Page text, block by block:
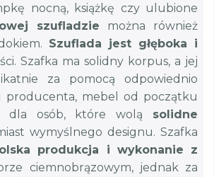
nocną, książkę czy ulubione
szufladzie można również
Szuflada jest głęboka i
Szafka ma solidny korpus, a jej
za pomocą odpowiednio
producenta, mebel od początku
dla osób, które wolą solidne
wymyślnego designu. Szafka
produkcja i wykonanie z
ciemnobrązowym, jednak za